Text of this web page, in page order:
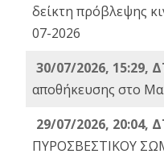
δείκτη πρόβλεψης
07-2026
30/07/2026, 15:29,
αποθήκευσης στο
29/07/2026, 20:04,
ΠΥΡΟΣΒΕΣΤΙΚΟΥ